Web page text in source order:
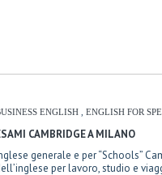
ENGLISH ENGLISH FOR
CAMBRIDGE A MILANO
generale e per “Schools”
per lavoro, studio e